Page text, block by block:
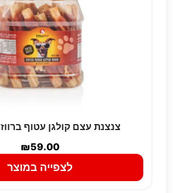
צנצנת עצם קולגן עטוף ברווז 400 גרם
₪59.00
לצפייה במוצר